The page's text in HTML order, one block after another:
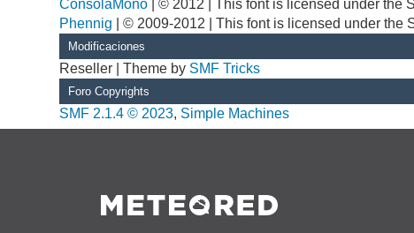
ConsolaMono | © 2012 | This font is licensed under the
Phennig | © 2009-2012 | This font is licensed under the
Modificaciones
Reseller | Theme by SMF Tricks
Foro Copyrights
SMF 2.1.4 © 2023, Simple Machines